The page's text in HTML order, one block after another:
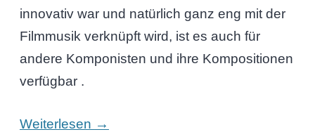
innovativ war und natürlich ganz eng mit der
Filmmusik verknüpft wird, ist es auch für
andere Komponisten und ihre Kompositionen
verfügbar .
Weiterlesen →